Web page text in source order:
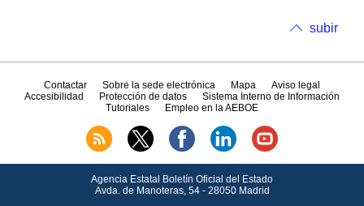
subir
Contactar Sobre la sede electrónica Mapa
Aviso legal
Accesibilidad
Protección de datos
Sistema Interno de Información
Tutoriales
Empleo en la AEBOE
Agencia Estatal Boletín Oficial del Estado
Avda. de Manoteras, 54 - 28050 Madrid